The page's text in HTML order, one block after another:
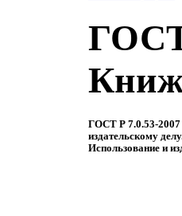
ГОСТ
ГОСТ Р 7.0.53-2007
издательскому
Использование и